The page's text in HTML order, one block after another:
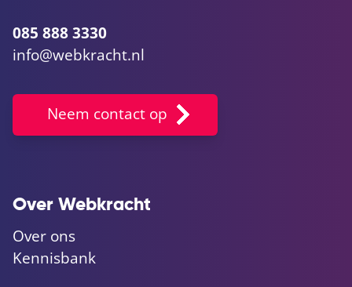
085 888 3330
info@webkracht.nl
Neem contact op
Over Webkracht
Over ons
Kennisbank